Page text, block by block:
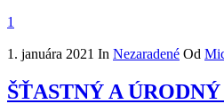
1
1. januára 2021 In Nezaradené Od
ŠŤASTNÝ A